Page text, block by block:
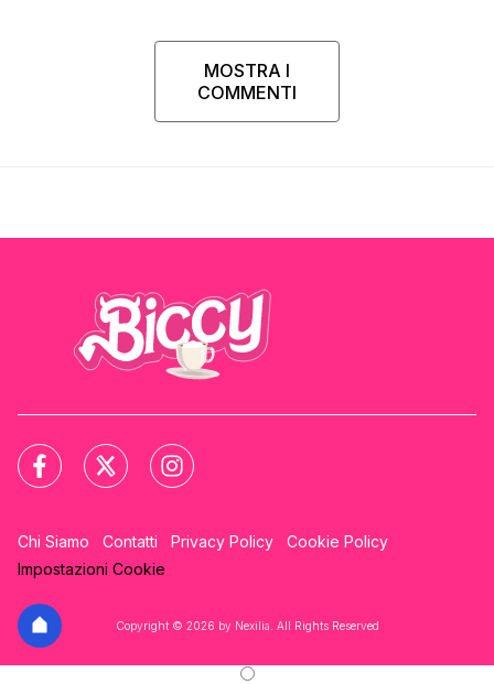
MOSTRA I
COMMENTI
Chi Siamo Contatti Privacy Policy
Cookie Policy
Impostazioni Cookie
Copyright © 2026 by Nexilia. All Rights Reserved